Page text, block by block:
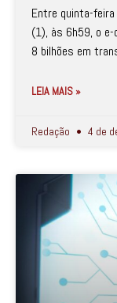
Entre quinta-
(1), às 6h59, o
8 bilhões em
LEIA MAIS »
Redação 4 de